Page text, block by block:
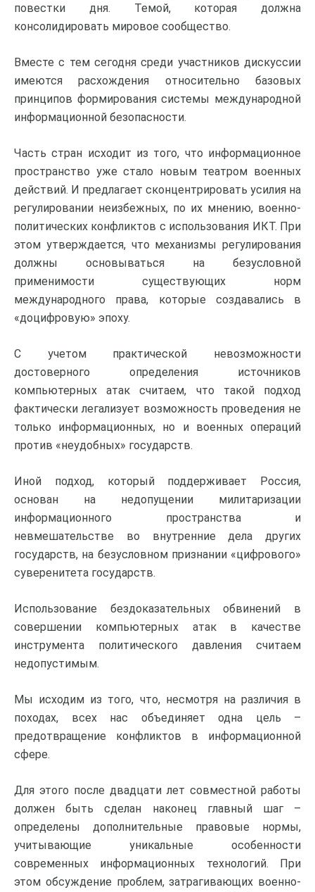
повестки дня. Темой, которая должна
консолидировать мировое сообщество.
Вместе с тем сегодня среди участников дискуссии
имеются расхождения относительно базовых
принципов формирования системы международной
информационной безопасности.
Часть стран исходит из того, что информационное
пространство уже стало новым театром военных
действий. И предлагает сконцентрировать усилия на
регулировании неизбежных, по их мнению, военно-
политических конфликтов с использования ИКТ. При
этом утверждается, что механизмы регулирования
должны основываться на безусловной
применимости существующих норм
международного права, которые создавались в
«доцифровую» эпоху.
С учетом практической невозможности
достоверного определения источников
компьютерных атак считаем, что такой подход
фактически легализует возможность проведения не
только информационных, но и военных операций
против «неудобных» государств.
Иной подход, который поддерживает Россия,
основан на недопущении милитаризации
информационного пространства и
невмешательстве во внутренние дела других
государств, на безусловном признании «цифрового»
суверенитета государств.
Использование бездоказательных обвинений в
совершении компьютерных атак в качестве
инструмента политического давления считаем
недопустимым.
Мы исходим из того, что, несмотря на различия в
походах, всех нас объединяет одна цель –
предотвращение конфликтов в информационной
сфере.
Для этого после двадцати лет совместной работы
должен быть сделан наконец главный шаг –
определены дополнительные правовые нормы,
учитывающие уникальные особенности
современных информационных технологий. При
этом обсуждение проблем, затрагивающих военно-